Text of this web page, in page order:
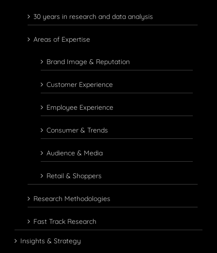
30 years in research and data analysis
Areas of Expertise
Brand Image & Reputation
Customer Experience
Employee Experience
Consumer & Trends
Audience & Media
Retail & Shoppers
Research Methodologies
Fast Track Research
Insights & Strategy